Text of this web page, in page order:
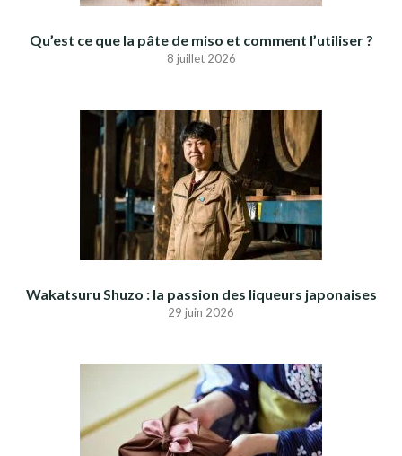
Qu’est ce que la pâte de miso et comment l’utiliser ?
8 juillet 2026
Wakatsuru Shuzo : la passion des liqueurs japonaises
29 juin 2026